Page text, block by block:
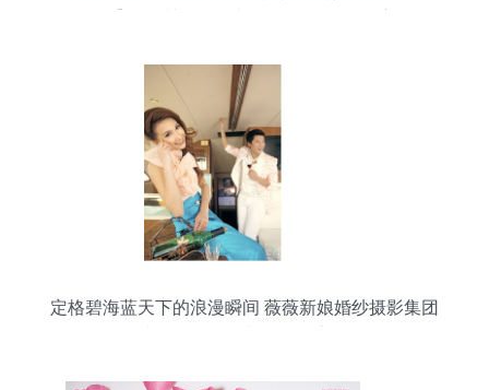
定格碧海蓝天下的浪漫瞬间 薇薇新娘婚纱摄影集团